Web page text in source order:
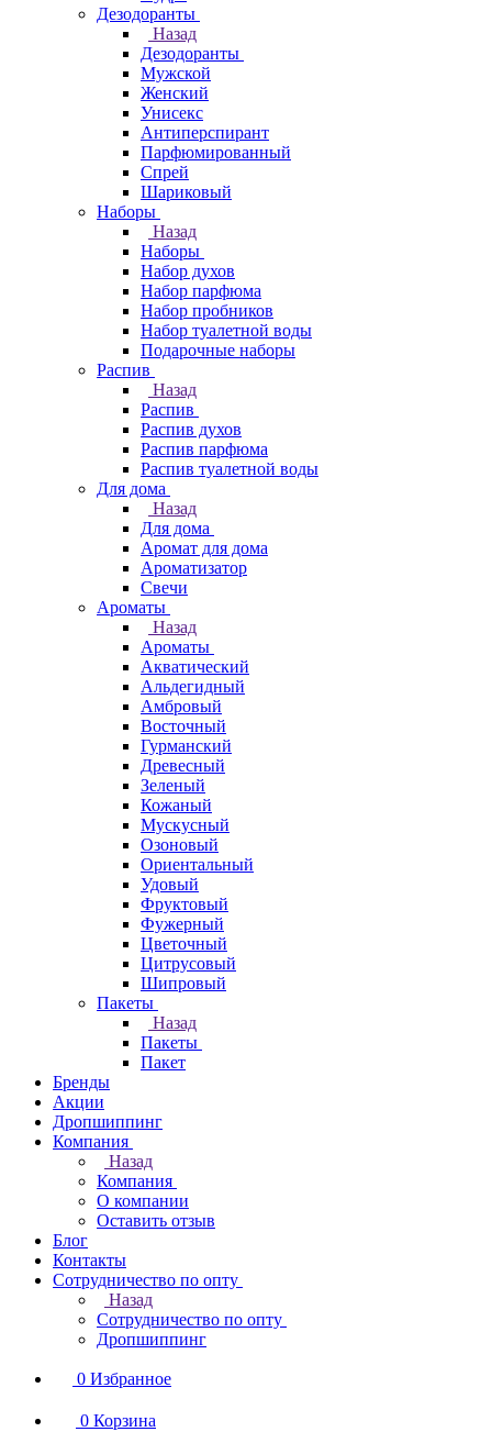
Дезодоранты
Назад
Дезодоранты
Мужской
Женский
Унисекс
Антиперспирант
Парфюмированный
Спрей
Шариковый
Наборы
Назад
Наборы
Набор духов
Набор парфюма
Набор пробников
Набор туалетной воды
Подарочные наборы
Распив
Назад
Распив
Распив духов
Распив парфюма
Распив туалетной воды
Для дома
Назад
Для дома
Аромат для дома
Ароматизатор
Свечи
Ароматы
Назад
Ароматы
Акватический
Альдегидный
Амбровый
Восточный
Гурманский
Древесный
Зеленый
Кожаный
Мускусный
Озоновый
Ориентальный
Удовый
Фруктовый
Фужерный
Цветочный
Цитрусовый
Шипровый
Пакеты
Назад
Пакеты
Пакет
Бренды
Акции
Дропшиппинг
Компания
Назад
Компания
О компании
Оставить отзыв
Блог
Контакты
Сотрудничество по опту
Назад
Сотрудничество по опту
Дропшиппинг
0 Избранное
0 Корзина